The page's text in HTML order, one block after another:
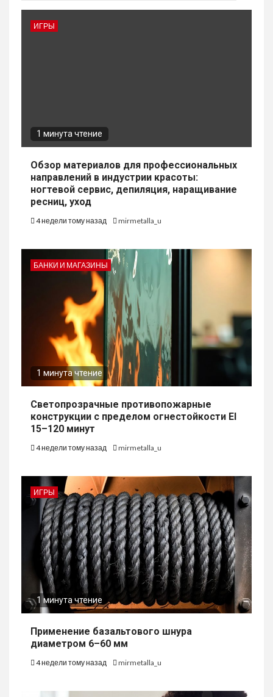
ИГРЫ
1 минута чтение
Обзор материалов для профессиональных
направлений в индустрии красоты:
ногтевой сервис, депиляция, наращивание
ресниц, уход
4 недели тому назад mirmetalla_u
БАНКИ И МАГАЗИНЫ
1 минута чтение
Светопрозрачные противопожарные
конструкции с пределом огнестойкости EI
15–120 минут
4 недели тому назад mirmetalla_u
ИГРЫ
1 минута чтение
Применение базальтового шнура
диаметром 6–60 мм
4 недели тому назад mirmetalla_u